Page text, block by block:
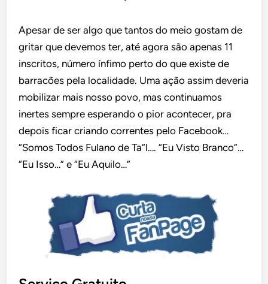
Apesar de ser algo que tantos do meio gostam de
gritar que devemos ter, até agora são apenas 11
inscritos, número ínfimo perto do que existe de
barracões pela localidade. Uma ação assim deveria
mobilizar mais nosso povo, mas continuamos
inertes sempre esperando o pior acontecer, pra
depois ficar criando correntes pelo Facebook…
“Somos Todos Fulano de Ta”l…. “Eu Visto Branco”…
“Eu Isso…” e “Eu Aquilo…”